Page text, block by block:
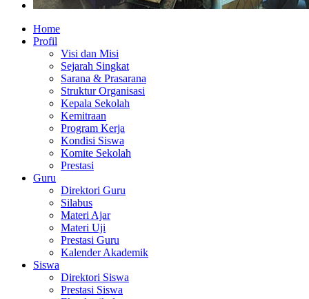
Home
Profil
Visi dan Misi
Sejarah Singkat
Sarana & Prasarana
Struktur Organisasi
Kepala Sekolah
Kemitraan
Program Kerja
Kondisi Siswa
Komite Sekolah
Prestasi
Guru
Direktori Guru
Silabus
Materi Ajar
Materi Uji
Prestasi Guru
Kalender Akademik
Siswa
Direktori Siswa
Prestasi Siswa